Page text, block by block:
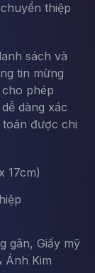
thiệp
sách và
tin mừng
phép
dàng xác
được chi
17cm)
gân, Giấy mỹ
Ánh Kim